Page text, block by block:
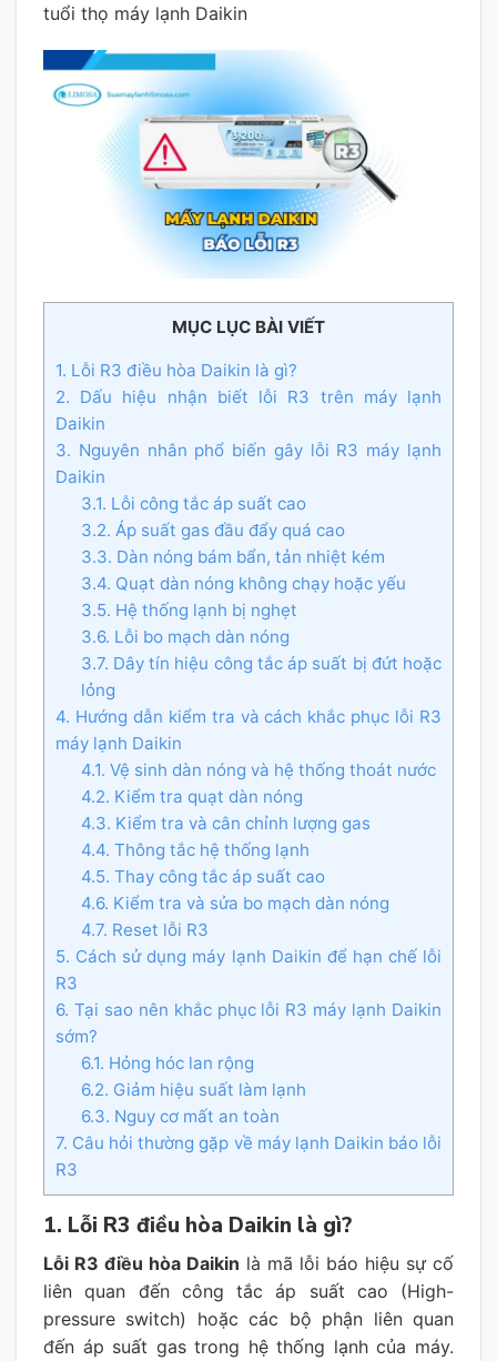
tuổi thọ máy lạnh Daikin
MỤC LỤC BÀI VIẾT
1. Lỗi R3 điều hòa Daikin là gì?
2. Dấu hiệu nhận biết lỗi R3 trên máy lạnh
Daikin
3. Nguyên nhân phổ biến gây lỗi R3 máy lạnh
Daikin
3.1. Lỗi công tắc áp suất cao
3.2. Áp suất gas đầu đẩy quá cao
3.3. Dàn nóng bám bẩn, tản nhiệt kém
3.4. Quạt dàn nóng không chạy hoặc yếu
3.5. Hệ thống lạnh bị nghẹt
3.6. Lỗi bo mạch dàn nóng
3.7. Dây tín hiệu công tắc áp suất bị đứt hoặc
lỏng
4. Hướng dẫn kiểm tra và cách khắc phục lỗi R3
máy lạnh Daikin
4.1. Vệ sinh dàn nóng và hệ thống thoát nước
4.2. Kiểm tra quạt dàn nóng
4.3. Kiểm tra và cân chỉnh lượng gas
4.4. Thông tắc hệ thống lạnh
4.5. Thay công tắc áp suất cao
4.6. Kiểm tra và sửa bo mạch dàn nóng
4.7. Reset lỗi R3
5. Cách sử dụng máy lạnh Daikin để hạn chế lỗi
R3
6. Tại sao nên khắc phục lỗi R3 máy lạnh Daikin
sớm?
6.1. Hỏng hóc lan rộng
6.2. Giảm hiệu suất làm lạnh
6.3. Nguy cơ mất an toàn
7. Câu hỏi thường gặp về máy lạnh Daikin báo lỗi
R3
1. Lỗi R3 điều hòa Daikin là gì?
Lỗi R3 điều hòa Daikin là mã lỗi báo hiệu sự cố
liên quan đến công tắc áp suất cao (High-
pressure switch) hoặc các bộ phận liên quan
đến áp suất gas trong hệ thống lạnh của máy.